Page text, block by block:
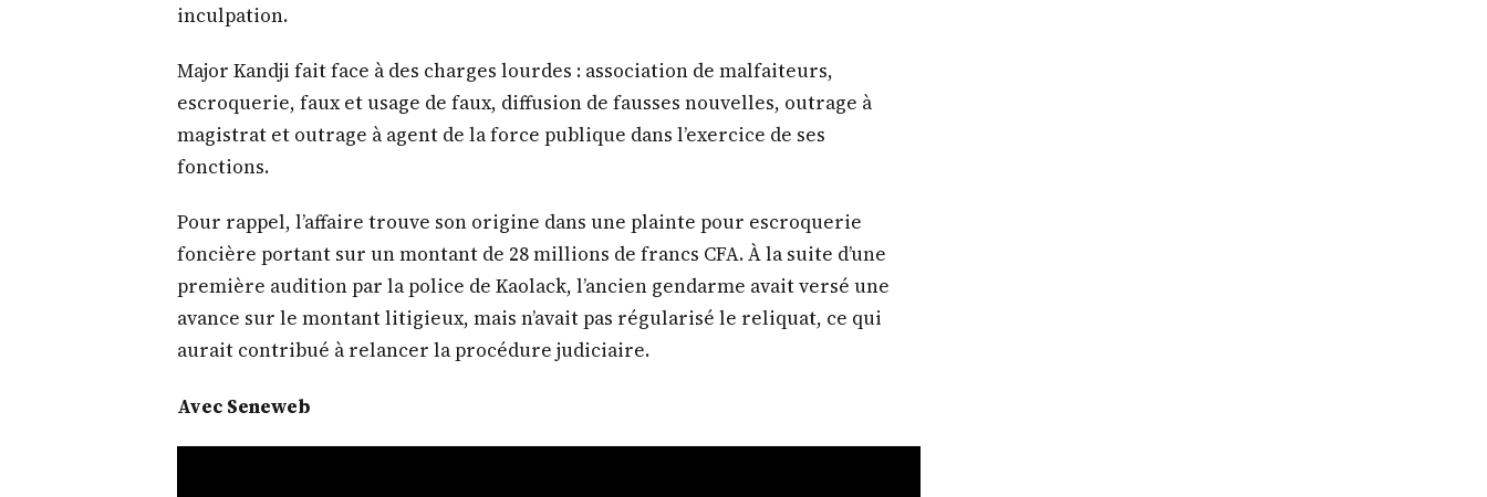
inculpation.
Major Kandji fait face à des charges lourdes : association de malfaiteurs,
escroquerie, faux et usage de faux, diffusion de fausses nouvelles, outrage à
magistrat et outrage à agent de la force publique dans l’exercice de ses
fonctions.
Pour rappel, l’affaire trouve son origine dans une plainte pour escroquerie
foncière portant sur un montant de 28 millions de francs CFA. À la suite d’une
première audition par la police de Kaolack, l’ancien gendarme avait versé une
avance sur le montant litigieux, mais n’avait pas régularisé le reliquat, ce qui
aurait contribué à relancer la procédure judiciaire.
Avec Seneweb